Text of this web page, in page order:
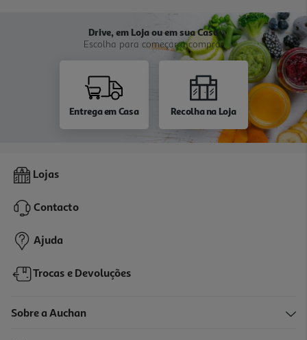
Drive, em Loja ou em sua Casa
Escolha para começar a comprar
Entrega em Casa Recolha na Loja
Lojas
Contacto
Ajuda
Trocas e Devoluções
Sobre a Auchan